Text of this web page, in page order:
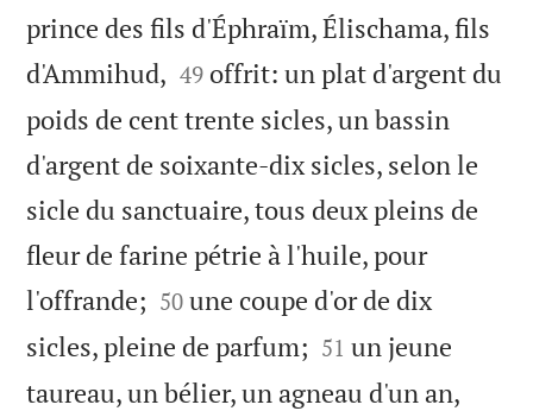
prince des fils d'Éphraïm, Élischama, fils
d'Ammihud, 

49 offrit: un plat d'argent du
poids de cent trente sicles, un bassin
d'argent de soixante-dix sicles, selon le
sicle du sanctuaire, tous deux pleins de
fleur de farine pétrie à l'huile, pour
l'offrande; 

50 une coupe d'or de dix
sicles, pleine de parfum; 

51 un jeune
taureau, un bélier, un agneau d'un an,